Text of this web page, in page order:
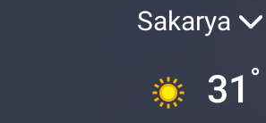
Sakarya
31 °